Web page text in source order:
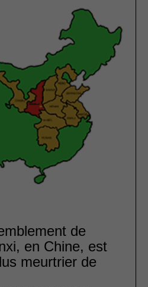
de
en Chine, est
meurtrier de